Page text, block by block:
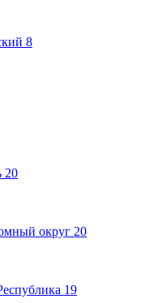
8
20
округ 20
19